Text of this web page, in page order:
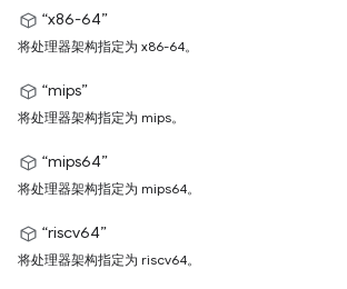
“x86-64”
将处理器架构指定为 x86-64。
“mips”
将处理器架构指定为 mips。
“mips64”
将处理器架构指定为 mips64。
“riscv64”
将处理器架构指定为 riscv64。